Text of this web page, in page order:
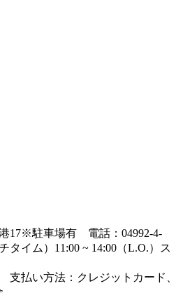
17※駐車場有 電話：04992-4-
イム）11:00 ~ 14:00（L.O.）ス
払い方法：クレジットカード、